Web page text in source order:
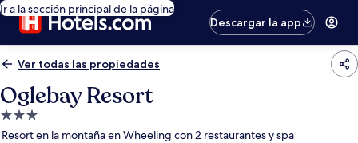
Ir a la sección principal de la página
Descargar la app
Ver todas las propiedades
Oglebay Resort
Propiedad
de
Resort en la montaña en Wheeling con 2 restaurantes y spa